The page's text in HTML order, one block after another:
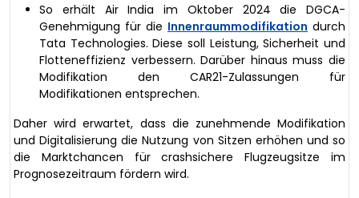
So erhält Air India im Oktober 2024 die DGCA-
Genehmigung für die Innenraummodifikation durch
Tata Technologies. Diese soll Leistung, Sicherheit und
Flotteneffizienz verbessern. Darüber hinaus muss die
Modifikation den CAR21-Zulassungen für
Modifikationen entsprechen.
Daher wird erwartet, dass die zunehmende Modifikation
und Digitalisierung die Nutzung von Sitzen erhöhen und so
die Marktchancen für crashsichere Flugzeugsitze im
Prognosezeitraum fördern wird.